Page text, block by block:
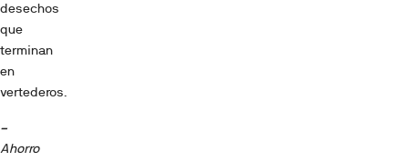
desechos
que
terminan
en
vertederos.
–
Ahorro